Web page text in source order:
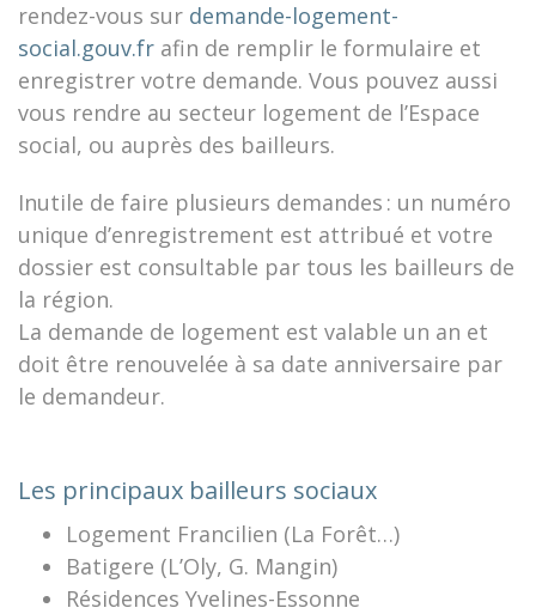
rendez-vous sur demande-logement-
social.gouv.fr afin de remplir le formulaire et
enregistrer votre demande. Vous pouvez aussi
vous rendre au secteur logement de l’Espace
social, ou auprès des bailleurs.
Inutile de faire plusieurs demandes : un numéro
unique d’enregistrement est attribué et votre
dossier est consultable par tous les bailleurs de
la région.
La demande de logement est valable un an et
doit être renouvelée à sa date anniversaire par
le demandeur.
Les principaux bailleurs sociaux
Logement Francilien (La Forêt…)
Batigere (L’Oly, G. Mangin)
Résidences Yvelines-Essonne